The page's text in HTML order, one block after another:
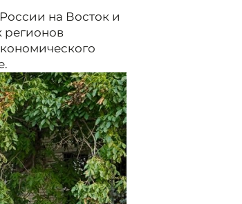
на Восток и
регионов